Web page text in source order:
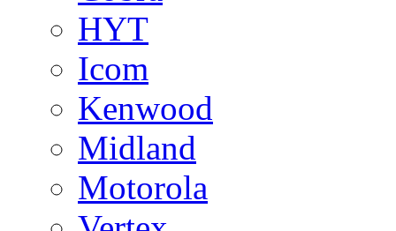
HYT
Icom
Kenwood
Midland
Motorola